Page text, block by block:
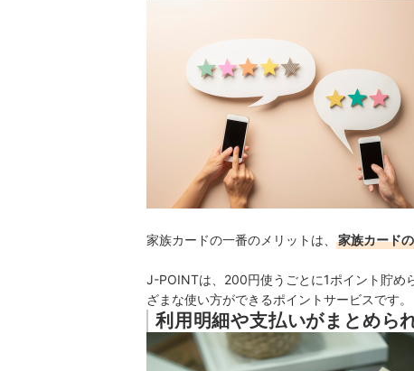
家族カードの一番のメリットは、 家族カード
J-POINTは、200円使うごとに1ポイント貯め
ざまな使い方ができるポイントサービスです。
利用明細や支払いがまとめら